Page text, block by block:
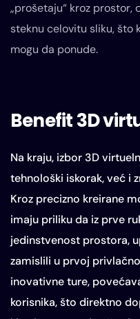
„prošetaju“ kroz prostor,
steknu celovitu sliku, što
mogu da ponude.
Benefit 3D
Na kraju, izbor 3D
tehnološki iskorak, već i
Kroz precizno kreirane
imaju priliku da iz prve
jedinstvenost prostora,
zamislili u prvoj
inovativne ture,
korisnika, što direktno